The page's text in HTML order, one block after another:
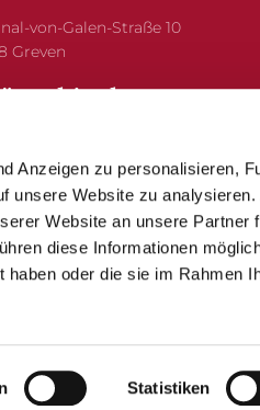
Anzeigen zu personalisieren,
unsere Website zu
Website an unsere Partner
diese Informationen
oder die sie im Rahmen
Statistiken
von-Galen-Straße 10
Greven
14-18
Greven-Reckenfeld
Impressum ChurchDesk-